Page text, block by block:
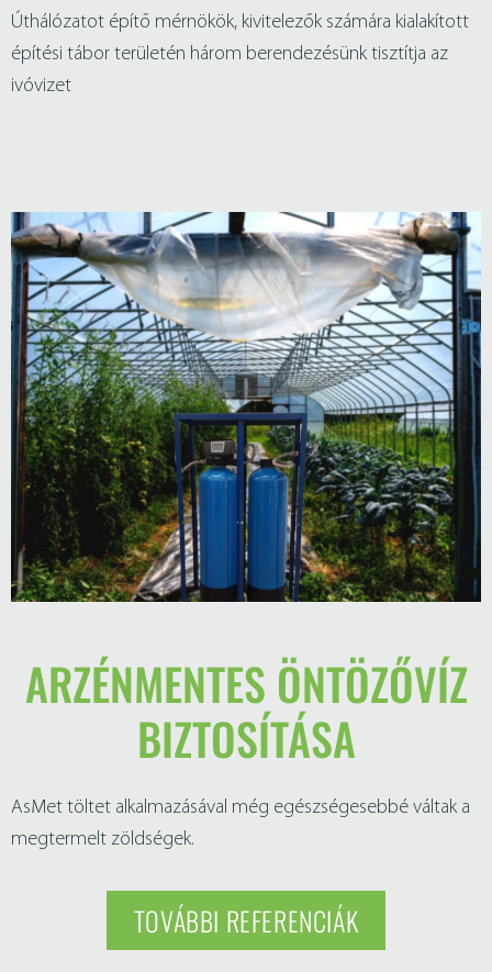
TOVÁBBI REFERENCIÁK
Úthálózatot építő mérnökök, kivitelezők számára kialakított
építési tábor területén három berendezésünk tisztítja az
ivóvizet
ARZÉNMENTES ÖNTÖZŐVÍZ
BIZTOSÍTÁSA
AsMet töltet alkalmazásával még egészségesebbé váltak a
megtermelt zöldségek.